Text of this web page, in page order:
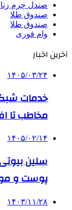
صندل چرم
صندوق طلا
صندوق طلا
وام فوری
آخرین اخبار
۱۴۰۵/۰۳/۲۴
مخاطب تا
۱۴۰۵/۰۲/۱۴
سلین
پوست و مو
۱۴۰۳/۱۱/۲۸